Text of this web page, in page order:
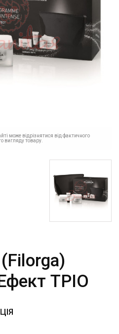
може відрізнятися від фактичного
вигляду товару.
ТРІО